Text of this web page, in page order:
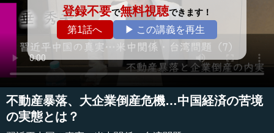
登録不要で無料視聴できます！
第1話へ ▶ この講義を再生
不動産暴落、大企業倒産危機…中国経済の苦境
の実態とは？